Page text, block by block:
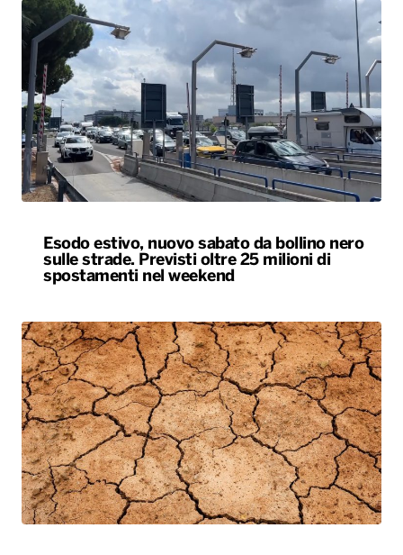
Esodo estivo, nuovo sabato da bollino nero
sulle strade. Previsti oltre 25 milioni di
spostamenti nel weekend